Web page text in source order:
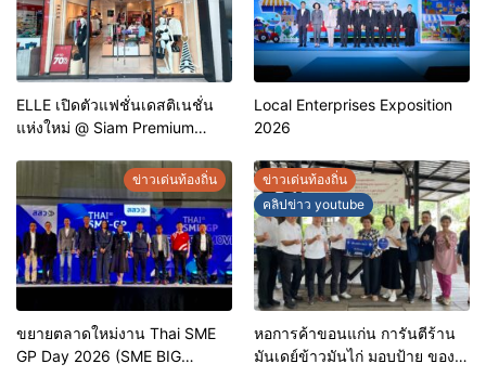
ELLE เปิดตัวแฟชั่นเดสติเนชั่น
แห่งใหม่ @ Siam Premium
ดีลพิเศษลดสูงสุด 70%
Local Enterprises Exposition
2026
ข่าวเด่นท้องถิ่น
ขยายตลาดใหม่งาน Thai SME
GP Day 2026 (SME BIG
ข่าวเด่นท้องถิ่น
คลิปข่าว youtube
หอการค้าขอนแก่น การันตีร้าน
มันเดย์ข้าวมันไก่ มอบป้าย ของดี